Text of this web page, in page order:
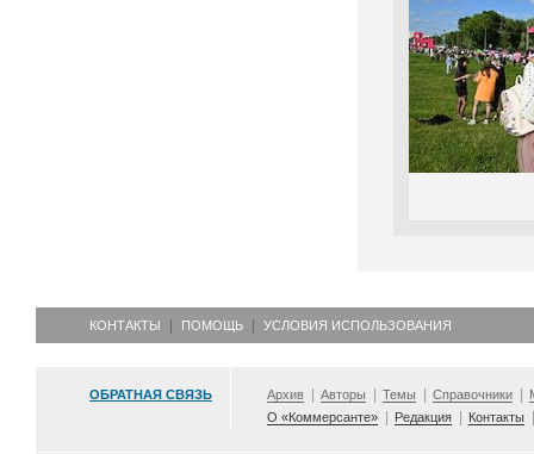
КОНТАКТЫ ПОМОЩЬ УСЛОВИЯ ИСПОЛЬЗОВАНИЯ
ОБРАТНАЯ СВЯЗЬ Архив Авторы Темы Справочники
О «Коммерсанте»
Редакция Контакты